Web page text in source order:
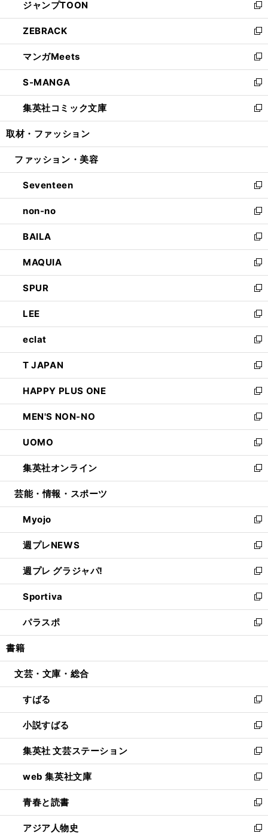
く
で
開
く
ド
ウ
で
開
く
ィ
ン
ド
ウ
で
開
く
い
ウ
ィ
ン
ド
ウ
で
開
く
ジャンプTOON
新
し
い
ウ
ィ
ン
ド
ウ
で
開
ZEBRACK
新
し
い
ウ
ィ
ン
ド
ウ
開
マンガMeets
新
し
い
ウ
ィ
ン
ウ
開
く
S-MANGA
新
し
い
ウ
ン
ウ
で
開
く
集英社コミック文庫
新
し
ウ
ン
ド
ウ
で
開
く
取材・ファッション
ファッション・美容
Seventeen
新
し
い
ウ
ィ
ン
ド
ウ
で
開
く
non-no
新
し
い
ウ
ィ
ン
ド
ウ
で
開
く
BAILA
新
し
い
ウ
ィ
ン
ド
ウ
で
開
く
MAQUIA
新
し
い
ウ
ィ
ン
ド
ウ
で
開
く
SPUR
新
し
い
ウ
ィ
ン
ド
ウ
で
開
く
LEE
新
し
い
ウ
ィ
ン
ド
ウ
で
開
く
eclat
新
し
い
ウ
ィ
ン
ド
ウ
で
開
く
T JAPAN
新
し
い
ウ
ィ
ン
ド
ウ
で
開
HAPPY PLUS ONE
新
し
い
ウ
ィ
ン
ド
ウ
開
く
MEN'S NON-NO
新
し
い
ウ
ィ
ン
ウ
で
開
く
UOMO
新
し
い
ウ
ン
ド
ウ
で
開
く
集英社オンライン
新
し
ウ
ィ
ン
ド
ウ
で
開
く
芸能・情報・スポーツ
Myojo
新
し
い
ウ
ィ
ン
ド
ウ
で
開
週プレNEWS
新
し
い
ウ
ィ
ン
ド
ウ
開
週プレ グラジャパ!
新
し
い
ウ
ィ
ン
ウ
開
く
Sportiva
新
し
い
ウ
ン
ウ
で
開
く
パラスポ
新
し
ウ
ン
ド
ウ
で
開
く
書籍
文芸・文庫・総合
すばる
新
し
い
ウ
ィ
ン
ド
ウ
で
開
く
小説すばる
新
し
い
ウ
ィ
ン
ド
ウ
で
集英社 文芸ステーション
新
し
い
ウ
ィ
ン
ド
web 集英社文庫
新
し
い
ウ
ィ
青春と読書
新
し
い
アジア人物史
新